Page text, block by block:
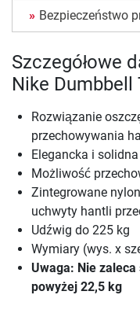
Bezpieczeństwo
Szczegółowe
Nike Dumbbell
Rozwiązanie
przechowywania
Elegancka i
Możliwość
Zintegrowane
uchwyty hantli
Udźwig do 225 kg
Wymiary (wys. x
Uwaga: Nie
powyżej 22,5 kg